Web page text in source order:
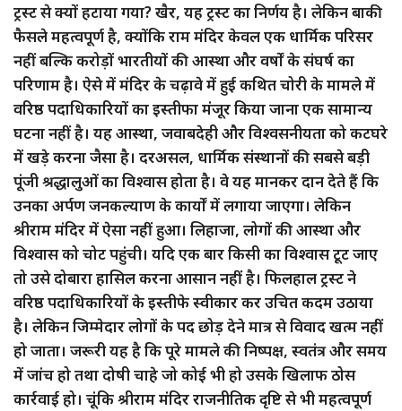
ट्रस्ट से क्यों हटाया गया? खैर, यह ट्रस्ट का निर्णय है। लेकिन बाकी
फैसले महत्वपूर्ण है, क्योंकि राम मंदिर केवल एक धार्मिक परिसर
नहीं बल्कि करोड़ों भारतीयों की आस्था और वर्षों के संघर्ष का
परिणाम है। ऐसे में मंदिर के चढ़ावे में हुई कथित चोरी के मामले में
वरिष्ठ पदाधिकारियों का इस्तीफा मंजूर किया जाना एक सामान्य
घटना नहीं है। यह आस्था, जवाबदेही और विश्वसनीयता को कटघरे
में खड़े करना जैसा है। दरअसल, धार्मिक संस्थानों की सबसे बड़ी
पूंजी श्रद्धालुओं का विश्वास होता है। वे यह मानकर दान देते हैं कि
उनका अर्पण जनकल्याण के कार्यों में लगाया जाएगा। लेकिन
श्रीराम मंदिर में ऐसा नहीं हुआ। लिहाजा, लोगों की आस्था और
विश्वास को चोट पहुंची। यदि एक बार किसी का विश्वास टूट जाए
तो उसे दोबारा हासिल करना आसान नहीं है। फिलहाल ट्रस्ट ने
वरिष्ठ पदाधिकारियों के इस्तीफे स्वीकार कर उचित कदम उठाया
है। लेकिन जिम्मेदार लोगों के पद छोड़ देने मात्र से विवाद खत्म नहीं
हो जाता। जरूरी यह है कि पूरे मामले की निष्पक्ष, स्वतंत्र और समय
में जांच हो तथा दोषी चाहे जो कोई भी हो उसके खिलाफ ठोस
कार्रवाई हो। चूंकि श्रीराम मंदिर राजनीतिक दृष्टि से भी महत्वपूर्ण